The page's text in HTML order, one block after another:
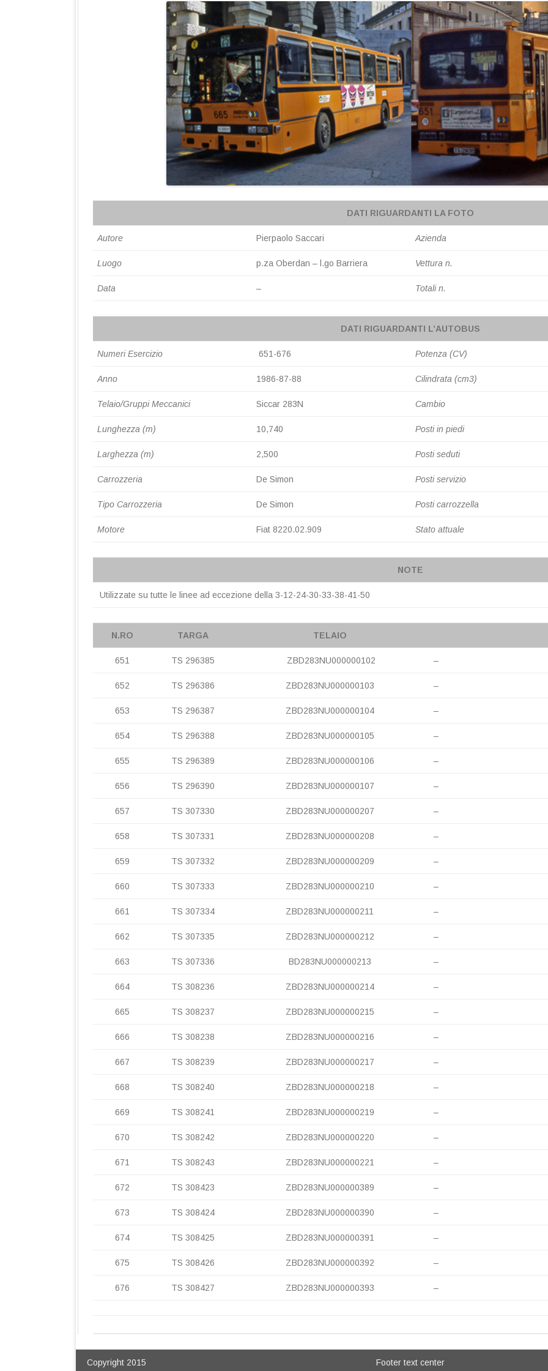
STREAM
RETE TRANVIARIA
RETE FILOVIARIA
DEPOSITI
DATI RIGUARDANTI LA FOTO
Autore Pierpaolo Saccari Azienda
Luogo p.za Oberdan – l.go Barriera Vettura n.
Data – Totali n.
DATI RIGUARDANTI L’AUTOBUS
Numeri Esercizio 651-676 Potenza (CV)
Anno 1986-87-88 Cilindrata (cm3)
Telaio/Gruppi Meccanici Siccar 283N Cambio
Lunghezza (m) 10,740 Posti in piedi
Larghezza (m) 2,500 Posti seduti
Carrozzeria De Simon Posti servizio
Tipo Carrozzeria De Simon Posti carrozzella
Motore Fiat 8220.02.909 Stato attuale
NOTE
Utilizzate su tutte le linee ad eccezione della 3-12-24-30-33-38-41-50
N.RO TARGA TELAIO
651 TS 296385 ZBD283NU000000102 –
652 TS 296386 ZBD283NU000000103 –
653 TS 296387 ZBD283NU000000104 –
654 TS 296388 ZBD283NU000000105 –
655 TS 296389 ZBD283NU000000106 –
656 TS 296390 ZBD283NU000000107 –
657 TS 307330 ZBD283NU000000207 –
658 TS 307331 ZBD283NU000000208 –
659 TS 307332 ZBD283NU000000209 –
660 TS 307333 ZBD283NU000000210 –
661 TS 307334 ZBD283NU000000211 –
662 TS 307335 ZBD283NU000000212 –
663 TS 307336 BD283NU000000213 –
664 TS 308236 ZBD283NU000000214 –
665 TS 308237 ZBD283NU000000215 –
666 TS 308238 ZBD283NU000000216 –
667 TS 308239 ZBD283NU000000217 –
668 TS 308240 ZBD283NU000000218 –
669 TS 308241 ZBD283NU000000219 –
670 TS 308242 ZBD283NU000000220 –
671 TS 308243 ZBD283NU000000221 –
672 TS 308423 ZBD283NU000000389 –
673 TS 308424 ZBD283NU000000390 –
674 TS 308425 ZBD283NU000000391 –
675 TS 308426 ZBD283NU000000392 –
676 TS 308427 ZBD283NU000000393 –
Copyright 2015 Footer text center